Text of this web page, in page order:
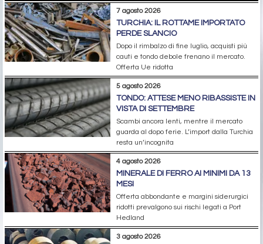
7 agosto 2026
TURCHIA: IL ROTTAME IMPORTATO
PERDE SLANCIO
Dopo il rimbalzo di fine luglio, acquisti più
cauti e tondo debole frenano il mercato.
Offerta Ue ridotta
5 agosto 2026
TONDO: ATTESE MENO RIBASSISTE IN
VISTA DI SETTEMBRE
Scambi ancora lenti, mentre il mercato
guarda al dopo ferie. L’import dalla Turchia
resta un’incognita
4 agosto 2026
MINERALE DI FERRO AI MINIMI DA 13
MESI
Offerta abbondante e margini siderurgici
ridotti prevalgono sui rischi legati a Port
Hedland
3 agosto 2026